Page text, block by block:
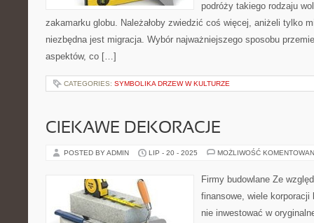
podróży takiego rodzaju
zakamarku globu. Należałoby zwiedzić coś więcej, aniżeli tylko
niezbędna jest migracja. Wybór najważniejszego sposobu
aspektów, co […]
CATEGORIES: SYMBOLIKA DRZEW W KULTURZE
CIEKAWE DEKORACJE
POSTED BY ADMIN LIP - 20 - 2025 MOŻLIWOŚĆ
Firmy budowlane Ze
finansowe, wiele
nie inwestować w